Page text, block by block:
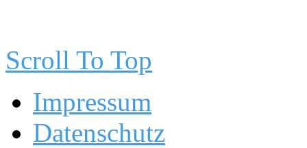
Scroll To Top
Impressum
Datenschutz